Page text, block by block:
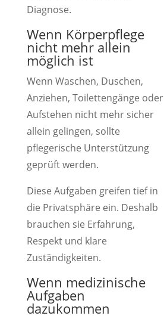
Diagnose.
Wenn Körperpflege
nicht mehr allein
möglich ist
Wenn Waschen, Duschen,
Anziehen, Toilettengänge oder
Aufstehen nicht mehr sicher
allein gelingen, sollte
pflegerische Unterstützung
geprüft werden.
Diese Aufgaben greifen tief in
die Privatsphäre ein. Deshalb
brauchen sie Erfahrung,
Respekt und klare
Zuständigkeiten.
Wenn medizinische
Aufgaben
dazukommen